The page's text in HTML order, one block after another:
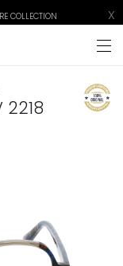
COLLECTION X
2218